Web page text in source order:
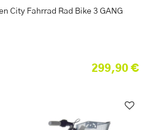
City Fahrrad Rad Bike 3 GANG
299,90 €